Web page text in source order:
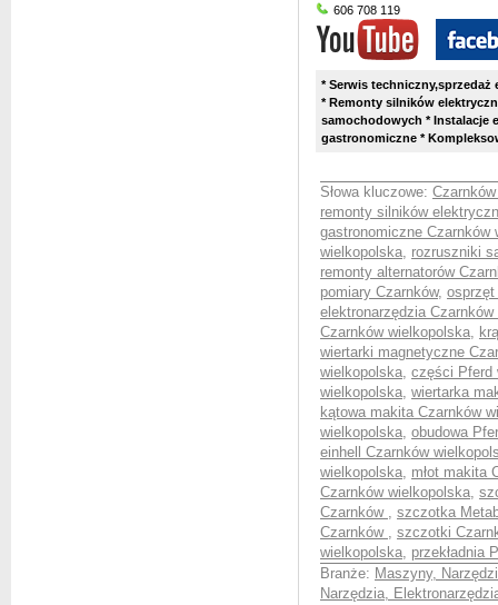
606 708 119
* Serwis
* Remonty silników
samochodowych * Instalacje
gastronomiczne *
Słowa kluczowe:
remonty silników
gastronomiczne Czarnków
wielkopolska, rozruszniki
remonty alternatorów
pomiary Czarnków, osprzęt
elektronarzędzia
Czarnków wielkopolska,
wiertarki magnetyczne
wielkopolska, części Pferd
wielkopolska, wiertarka
kątowa makita Czarnków
wielkopolska, obudowa
einhell Czarnków
wielkopolska, młot makita
Czarnków wielkopolska,
Czarnków , szczotka
Czarnków , szczotki
wielkopolska, przekładnia
Branże: Maszyny,
Narzędzia,